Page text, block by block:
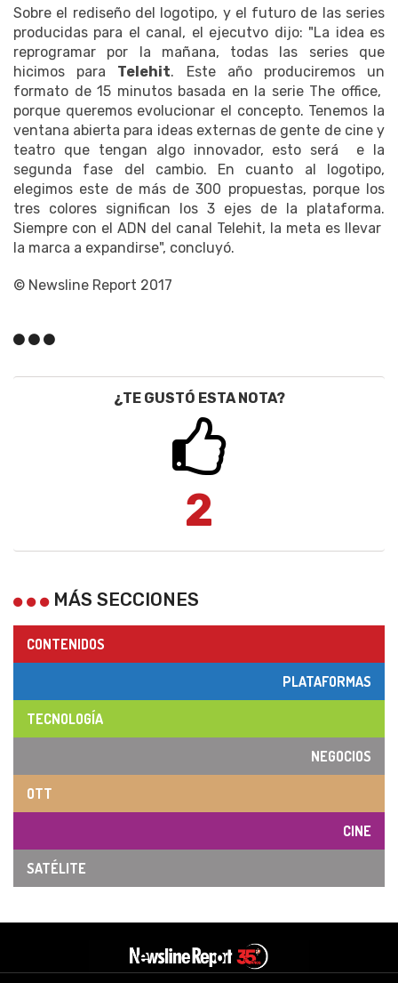
Sobre el rediseño del logotipo, y el futuro de las series
producidas para el canal, el ejecutvo dijo: "La idea es
reprogramar por la mañana, todas las series que
hicimos para Telehit. Este año produciremos un
formato de 15 minutos basada en la serie The office,
porque queremos evolucionar el concepto. Tenemos la
ventana abierta para ideas externas de gente de cine y
teatro que tengan algo innovador, esto será e la
segunda fase del cambio. En cuanto al logotipo,
elegimos este de más de 300 propuestas, porque los
tres colores significan los 3 ejes de la plataforma.
Siempre con el ADN del canal Telehit, la meta es llevar
la marca a expandirse", concluyó.
© Newsline Report 2017
¿TE GUSTÓ ESTA NOTA?
2
MÁS SECCIONES
CONTENIDOS
PLATAFORMAS
TECNOLOGÍA
NEGOCIOS
OTT
CINE
SATÉLITE